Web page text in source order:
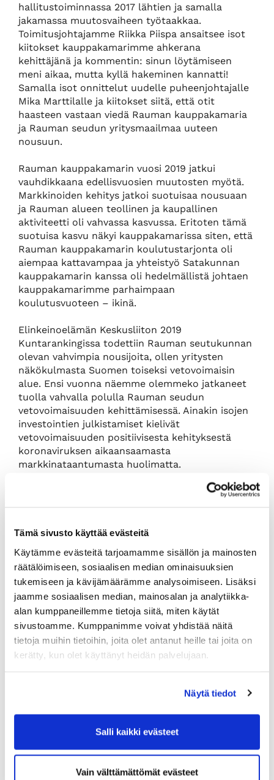
Tämä sivusto käyttää evästeitä
Käytämme evästeitä tarjoamamme sisällön ja mainosten
räätälöimiseen, sosiaalisen median ominaisuuksien
tukemiseen ja kävijämäärämme analysoimiseen. Lisäksi
jaamme sosiaalisen median, mainosalan ja analytiikka-
alan kumppaneillemme tietoja siitä, miten käytät
sivustoamme. Kumppanimme voivat yhdistää näitä
tietoja muihin tietoihin, joita olet antanut heille tai joita on
kerätty, kun olet käyttänyt heidän palvelujaan.
Näytä tiedot
Salli kaikki evästeet
Vain välttämättömät evästeet
hallitustoiminnassa 2017 lähtien ja samalla
jakamassa muutosvaiheen työtaakkaa.
Toimitusjohtajamme Riikka Piispa ansaitsee isot
kiitokset kauppakamarimme ahkerana
kehittäjänä ja kommentin: sinun löytämiseen
meni aikaa, mutta kyllä hakeminen kannatti!
Samalla isot onnittelut uudelle puheenjohtajalle
Mika Marttilalle ja kiitokset siitä, että otit
haasteen vastaan viedä Rauman kauppakamaria
ja Rauman seudun yritysmaailmaa uuteen
nousuun.
Rauman kauppakamarin vuosi 2019 jatkui
vauhdikkaana edellisvuosien muutosten myötä.
Markkinoiden kehitys jatkoi suotuisaa nousuaan
ja Rauman alueen teollinen ja kaupallinen
aktiviteetti oli vahvassa kasvussa. Eritoten tämä
suotuisa kasvu näkyi kauppakamarissa siten, että
Rauman kauppakamarin koulutustarjonta oli
aiempaa kattavampaa ja yhteistyö Satakunnan
kauppakamarin kanssa oli hedelmällistä johtaen
kauppakamarimme parhaimpaan
koulutusvuoteen – ikinä.
Elinkeinoelämän Keskusliiton 2019
Kuntarankingissa todettiin Rauman seutukunnan
olevan vahvimpia nousijoita, ollen yritysten
näkökulmasta Suomen toiseksi vetovoimaisin
alue. Ensi vuonna näemme olemmeko jatkaneet
tuolla vahvalla polulla Rauman seudun
vetovoimaisuuden kehittämisessä. Ainakin isojen
investointien julkistamiset kielivät
vetovoimaisuuden positiivisesta kehityksestä
koronaviruksen aikaansaamasta
markkinataantumasta huolimatta.
Valtatie 8:n kehittäminen nelikaistaiseen
ohituskaistarakentamispäätösten myötä ja nyt
eritasoliittymän rakentaminen myös tähän
listaan. Valtatie 8-valtuuskunta on jatkanut
Rauman kauppakamarin johdolla toimintaansa,
jonka konkreettisia vaikutuksia voimme jo nähdä.
Tavoitteemme on edelleen varmistaa valtatien 8
nelikaistaistaminen vuoteen 2030 mennessä, joka
tavoite on haasteellinen, mutta länsirannikon
ainoana maapuolen liikenneyhteytenä etelä-
Rauman seudun asukkaiden, työntekijöiden ja
hyvinvoinnille ja menestykselle varmistaen
jatkossakin.